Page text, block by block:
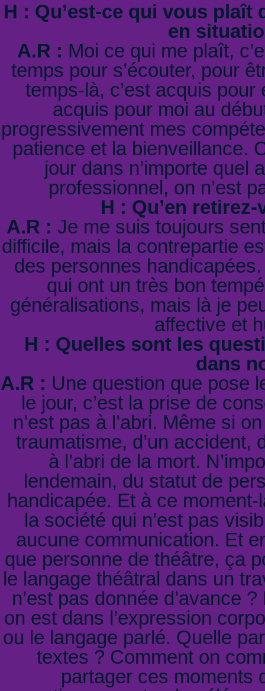
H : Qu’est-ce qui vous
en
A.R : Moi ce qui me plaît,
temps pour s’écouter, pour
temps-là, c’est acquis
acquis pour moi au
progressivement mes
patience et la bienveillance.
jour dans n’importe quel
professionnel, on n’est
H : Qu’en
A.R : Je me suis toujours
difficile, mais la contrepartie
des personnes
qui ont un très bon
généralisations, mais là je
affective et
H : Quelles sont les
dans
A.R : Une question que pose
le jour, c’est la prise de
n’est pas à l’abri. Même si
traumatisme, d’un accident,
à l’abri de la mort.
lendemain, du statut de
handicapée. Et à ce
la société qui n’est pas
aucune communication. Et
que personne de théâtre, ça
le langage théâtral dans un
n’est pas donnée d’avance
on est dans l’expression
ou le langage parlé. Quelle
textes ? Comment on
partager ces moments